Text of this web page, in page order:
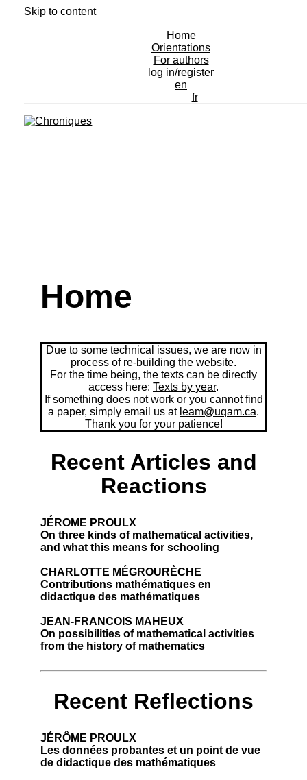
Fondements et épistémologie de
l'activité mathématique
Skip to content
Home
Orientations
For authors
log in/register
en
fr
Home
Due to some technical issues, we are now in
process of re-building the website.
For the time being, the texts can be directly
access here: Texts by year.
If something does not work or you cannot find
a paper, simply email us at leam@uqam.ca.
Thank you for your patience!
Recent Articles and
Reactions
JÉROME PROULX
On three kinds of mathematical activities,
and what this means for schooling
CHARLOTTE MÉGROURÈCHE
Contributions mathématiques en
didactique des mathématiques
JEAN-FRANCOIS MAHEUX
On possibilities of mathematical activities
from the history of mathematics
Recent Reflections
JÉRÔME PROULX
Les données probantes et un point de vue
de didactique des mathématiques